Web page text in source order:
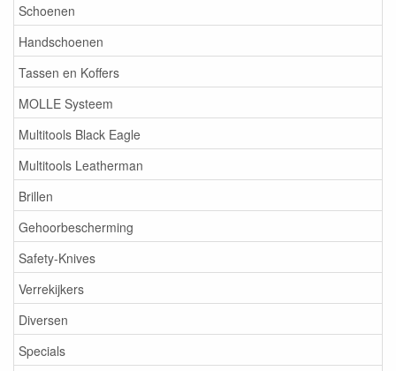
Schoenen
Handschoenen
Tassen en Koffers
MOLLE Systeem
Multitools Black Eagle
Multitools Leatherman
Brillen
Gehoorbescherming
Safety-Knives
Verrekijkers
Diversen
Specials